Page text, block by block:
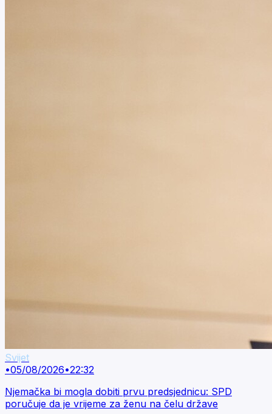
Svijet
•05/08/2026•22:32
Njemačka bi mogla dobiti prvu predsjednicu: SPD
poručuje da je vrijeme za ženu na čelu države